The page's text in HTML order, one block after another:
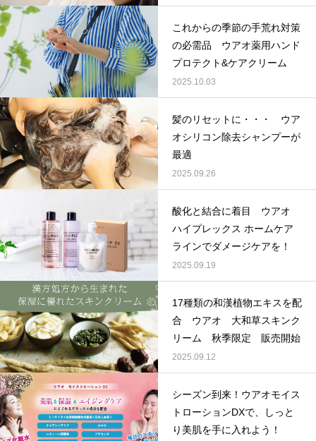
これからの季節の手荒れ対策
の必需品 ウアオ薬用ハンド
プロテクト&ケアクリーム
2025.10.03
髪のリセットに・・・ ウア
オシリコン除去シャンプーが
最適
2025.09.26
酸化と結合に着目 ウアオ
ハイプレックス ホームケア
ラインでダメージケアを！
2025.09.19
17種類の和漢植物エキスを配
合 ウアオ 大和草スキンク
リーム 秋季限定 販売開始
2025.09.12
シーズン到来！ウアオモイス
トローションDXで、しっと
り美肌を手に入れよう！